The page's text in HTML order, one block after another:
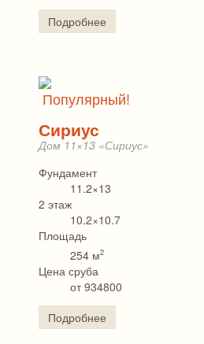
Подробнее
Популярный!
Сириус
Дом 11×13 «Сириус»
Фундамент
11.2×13
2 этаж
10.2×10.7
Площадь
254 м2
Цена сруба
от 934800
Подробнее